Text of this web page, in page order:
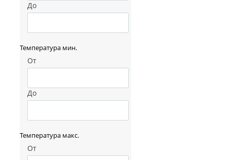
До
Температура мин.
От
До
Температура макс.
От